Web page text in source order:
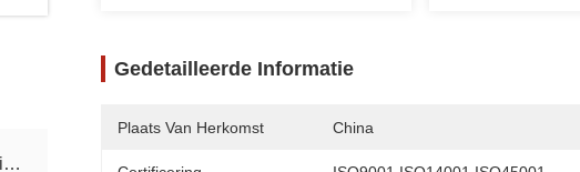
Bestonfurniture1peter@gmail.com
Gedetailleerde Informatie
Plaats Van Herkomst China